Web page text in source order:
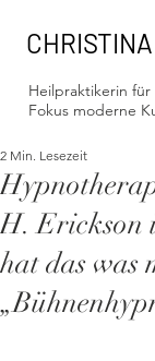
Heilpraktikerin für
Fokus moderne
H. Erickson
hat das was
2 Min. Lesezeit